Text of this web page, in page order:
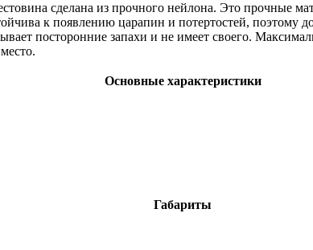
сделана из прочного нейлона. Это
к появлению царапин и потертостей,
посторонние запахи и не имеет своего.
Основные характеристики
Габариты